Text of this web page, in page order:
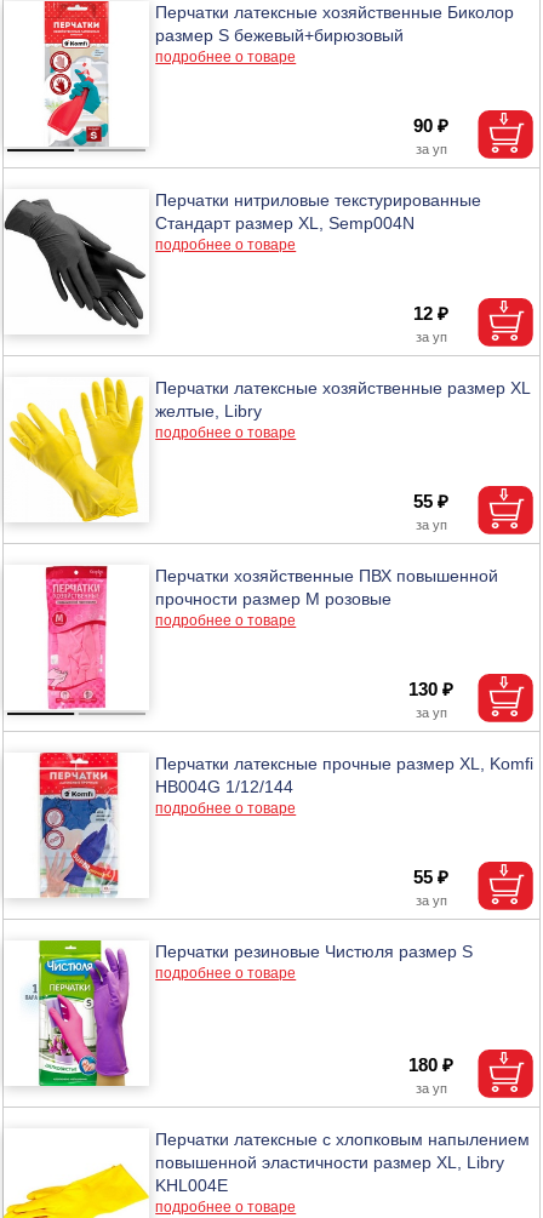
Перчатки латексные хозяйственные Биколор
размер S бежевый+бирюзовый
подробнее о товаре
90 ₽
Перчатки нитриловые текстурированные
Стандарт размер XL, Semp004N
подробнее о товаре
12 ₽
Перчатки латексные хозяйственные размер ХL
желтые, Libry
подробнее о товаре
55 ₽
Перчатки хозяйственные ПВХ повышенной
прочности размер M розовые
подробнее о товаре
130 ₽
Перчатки латексные прочные размер XL, Komfi
HB004G 1/12/144
подробнее о товаре
55 ₽
Перчатки резиновые Чистюля размер S
подробнее о товаре
180 ₽
Перчатки латексные с хлопковым напылением
повышенной эластичности размер ХL, Libry
KHL004E
подробнее о товаре